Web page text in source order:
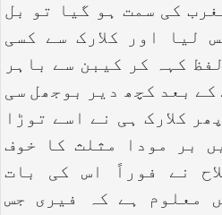
کی سمت ہو گیا تو بل
لیا اور کلارک سے کسی
کہہ کر کیبن سے باہر
بعد کچھ دیر بوجھل سی
کلارک ہی نے اسے توڑا
بر مودا مثلث کا خوف
نے فوراً اس کی بات
معلوم ہے کہ فیری جس